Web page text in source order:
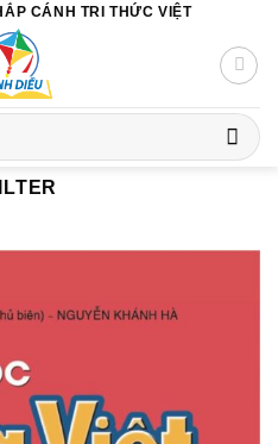
CÁNH TRI THỨC VIỆT